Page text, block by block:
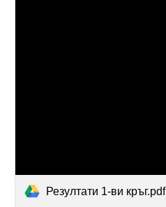
Резултати 1-ви кръг.pdf